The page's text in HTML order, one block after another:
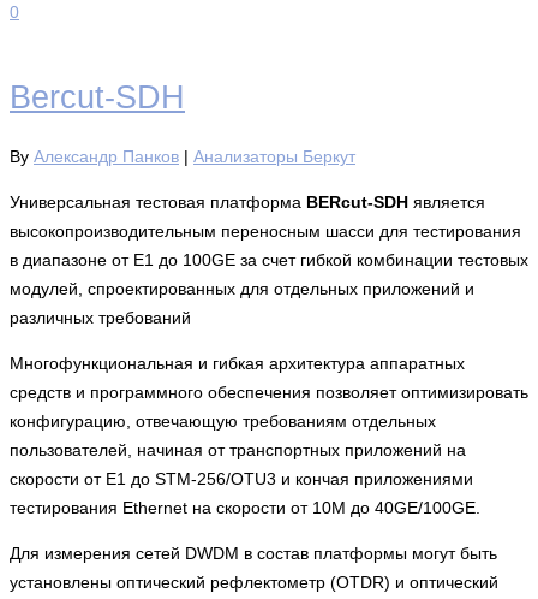
0
Bercut-SDH
By Александр Панков | Анализаторы Беркут
Универсальная тестовая платформа BERcut-SDH является
высокопроизводительным переносным шасси для тестирования
в диапазоне от E1 до 100GE за счет гибкой комбинации тестовых
модулей, спроектированных для отдельных приложений и
различных требований
Многофункциональная и гибкая архитектура аппаратных
средств и программного обеспечения позволяет оптимизировать
конфигурацию, отвечающую требованиям отдельных
пользователей, начиная от транспортных приложений на
скорости от E1 до STM-256/OTU3 и кончая приложениями
тестирования Ethernet на скорости от 10M до 40GE/100GE.
Для измерения сетей DWDM в состав платформы могут быть
установлены оптический рефлектометр (OTDR) и оптический